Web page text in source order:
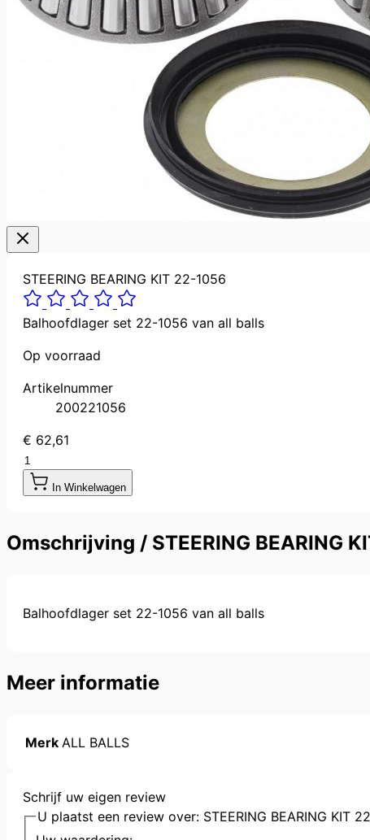
STEERING BEARING KIT 22-1056
Balhoofdlager set 22-1056 van all balls
Op voorraad
Artikelnummer
200221056
€ 62,61
Aantal
In Winkelwagen
Omschrijving / STEERING BEARING
Balhoofdlager set 22-1056 van all balls
Meer informatie
Merk ALL BALLS
Schrijf uw eigen review
U plaatst een review over: STEERING BEARING KIT